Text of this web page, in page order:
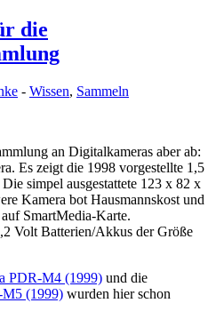
die
- Wissen, Sammeln
an Digitalkameras aber ab:
Es zeigt die 1998 vorgestellte 1,5
simpel ausgestattete 123 x 82 x
Kamera bot Hausmannskost und
SmartMedia-Karte.
Volt Batterien/Akkus der Größe
PDR-M4 (1999) und die
(1999) wurden hier schon